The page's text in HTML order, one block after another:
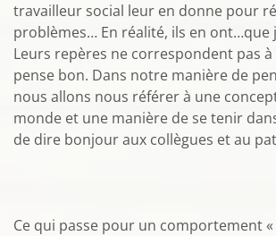
travailleur social leur en donne pour
problèmes… En réalité, ils en ont…que
Leurs repères ne correspondent pas à
pense bon. Dans notre manière de
nous allons nous référer à une
monde et une manière de se tenir
de dire bonjour aux collègues et au
Ce qui passe pour un comportement